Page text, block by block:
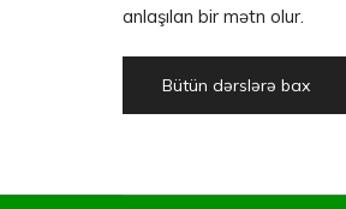
anlaşılan bir mətn olur.
Bütün dərslərə bax